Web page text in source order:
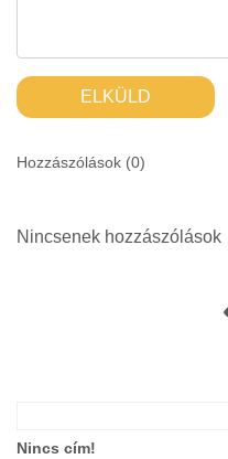
ELKÜLD
Hozzászólások (0)
Nincsenek hozzászólások
Nincs cím!